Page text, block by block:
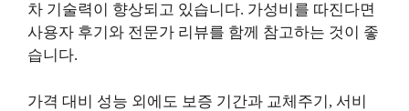
차 기술력이 향상되고 있습니다. 가성비를 따진다면
사용자 후기와 전문가 리뷰를 함께 참고하는 것이 좋
습니다.
가격 대비 성능 외에도 보증 기간과 교체주기, 서비